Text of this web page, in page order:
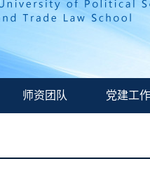
师资团队 党建工作